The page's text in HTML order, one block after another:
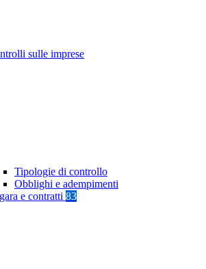
sulle imprese
Tipologie di controllo
Obblighi e adempimenti
e contratti 83